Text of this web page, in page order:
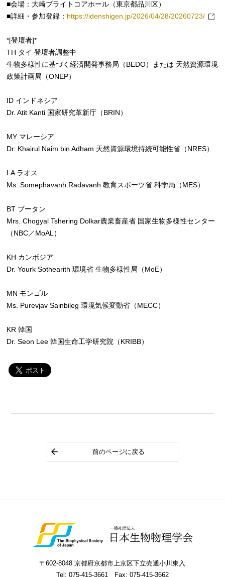
■会場：大崎ブライトコアホール（東京都品川区）
■詳細・参加登録： https://idenshigen.jp/2026/04/28/20260723/
*[登壇者]*
TH タイ 登壇者調整中
生物多様性に基づく経済開発事務局（BEDO）または 天然資源環境
政策計画局（ONEP）
ID インドネシア
Dr. Atit Kanti 国家研究革新庁（BRIN）
MY マレーシア
Dr. Khairul Naim bin Adham 天然資源環境持続可能性省（NRES）
LA ラオス
Ms. Somephavanh Radavanh 教育スポーツ省 科学局（MES）
BT ブータン
Mrs. Chogyal Tshering Dolkar農業畜産省 国家生物多様性センター
（NBC／MoAL）
KH カンボジア
Dr. Yourk Sothearith 環境省 生物多様性局（MoE）
MN モンゴル
Ms. Purevjav Sainbileg 環境気候変動省（MECC）
KR 韓国
Dr. Seon Lee 韓国生命工学研究院（KRIBB）
前のページに戻る
〒602-8048 京都府京都市上京区下立売通小川東入
Tel: 075-415-3661 Fax: 075-415-3662